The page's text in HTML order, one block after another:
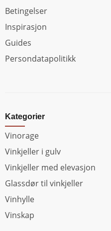
Betingelser
Inspirasjon
Guides
Persondatapolitikk
Kategorier
Vinorage
Vinkjeller i gulv
Vinkjeller med elevasjon
Glassdør til vinkjeller
Vinhylle
Vinskap